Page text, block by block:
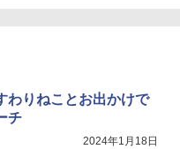
レクション 山善] 傘みたいに
とサッとテント キューブワ
ーティング フルクローズ メ
単設置 ポップアップテント P
SUP用 20PSI 電動ポンプ
入れ 空気抜き 自動停止 過熱
わりねことお出かけで
チ
2024年1月18日